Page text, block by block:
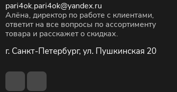
pari4ok.pari4ok@yandex.ru
Алёна, директор по работе с клиентами,
ответит на все вопросы по ассортименту
товара и расскажет о скидках.
г. Санкт-Петербург, ул. Пушкинская 20